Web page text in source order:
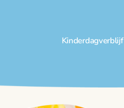
Kinderdagverblijf